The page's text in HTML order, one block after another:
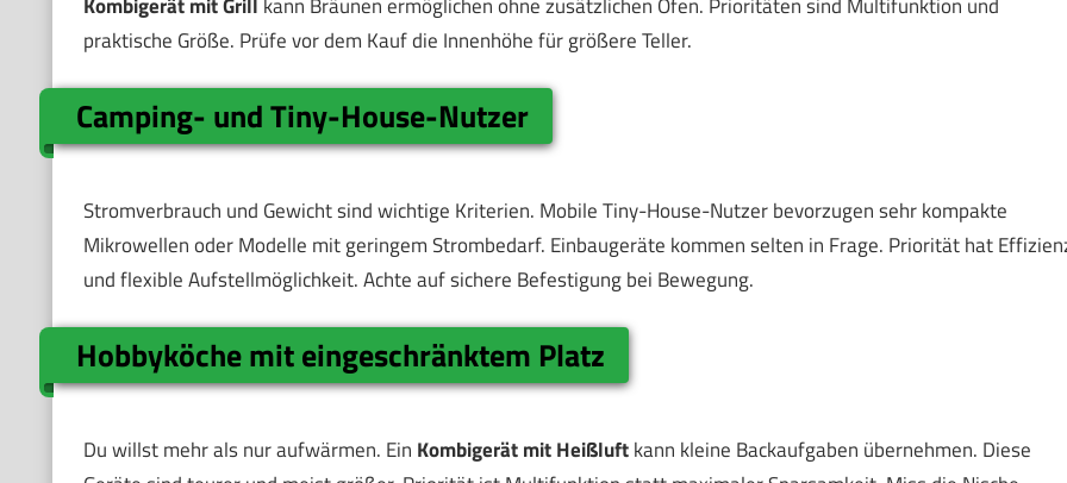
praktische Größe. Prüfe vor dem Kauf die Innenhöhe für größere Teller.
Camping- und Tiny-House-Nutzer
Stromverbrauch und Gewicht sind wichtige Kriterien. Mobile Tiny-House-Nutzer bevorzugen sehr kompakte
Mikrowellen oder Modelle mit geringem Strombedarf. Einbaugeräte kommen selten in Frage. Priorität hat
und flexible Aufstellmöglichkeit. Achte auf sichere Befestigung bei Bewegung.
Hobbyköche mit eingeschränktem Platz
Du willst mehr als nur aufwärmen. Ein Kombigerät mit Heißluftkann kleine Backaufgaben übernehmen. Diese